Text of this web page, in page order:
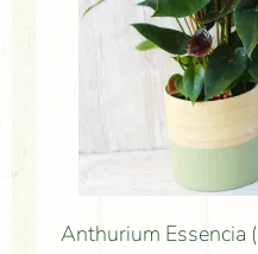
Anthurium Essencia